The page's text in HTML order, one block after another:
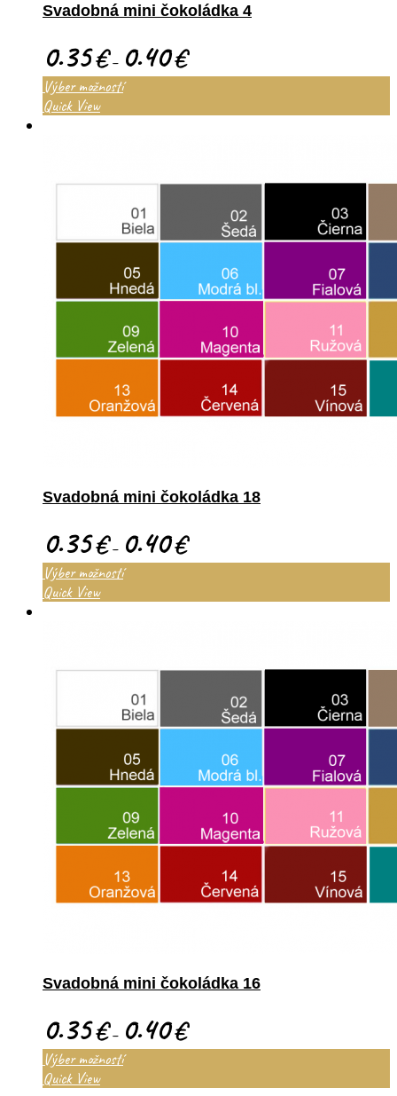
Svadobná mini čokoládka 4
0.35€– 0.40€
Výber možností
Quick View
Svadobná mini čokoládka 18
0.35€– 0.40€
Výber možností
Quick View
Svadobná mini čokoládka 16
0.35€– 0.40€
Výber možností
Quick View